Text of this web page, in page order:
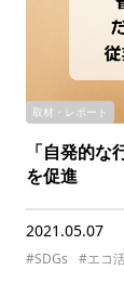
取材・レポート
「自発的
を促進
2021.05.07
#SDGs #エコ